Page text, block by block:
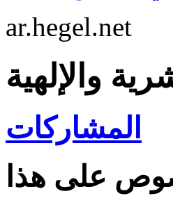
ar.hegel.net
والإلهية
المشاركات
على هذا